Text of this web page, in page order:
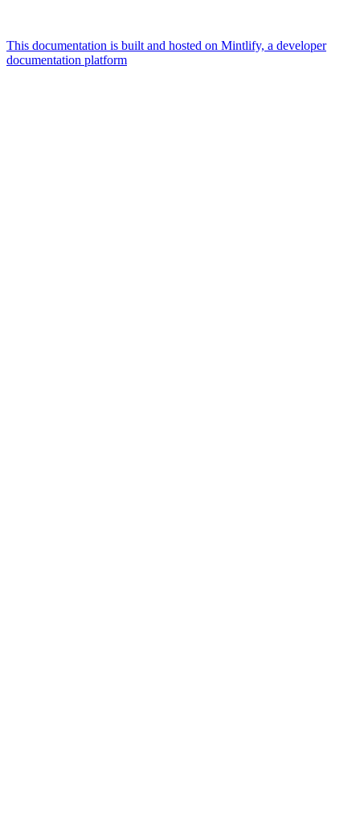
This documentation is built and hosted on Mintlify, a developer
documentation platform